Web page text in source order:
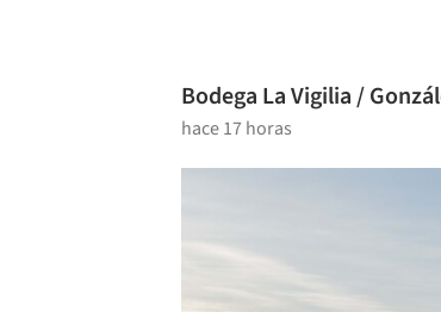
Bodega La Vigilia /
hace 17 horas